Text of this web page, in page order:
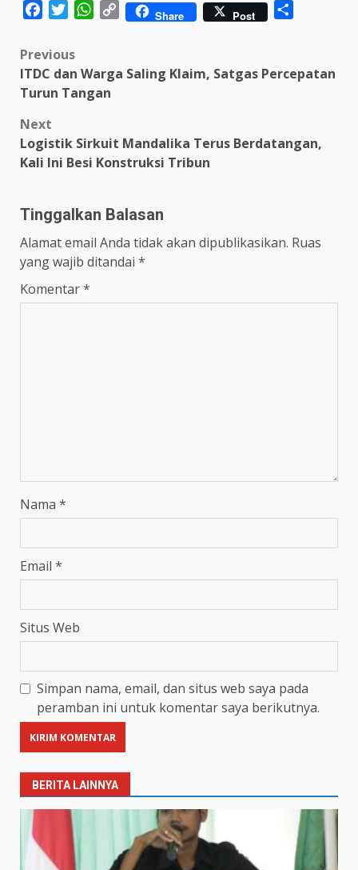
FacebookTwitterWhatsApp
Copy Share Post
Post
navigation
Previous
ITDC dan Warga Saling Klaim, Satgas Percepatan
Turun Tangan
Next
Logistik Sirkuit Mandalika Terus Berdatangan,
Kali Ini Besi Konstruksi Tribun
Tinggalkan Balasan
Alamat email Anda tidak akan dipublikasikan. Ruas
yang wajib ditandai *
Komentar*
Nama *
Email *
Situs Web
Simpan nama, email, dan situs web saya pada
peramban ini untuk komentar saya berikutnya.
BERITA LAINNYA